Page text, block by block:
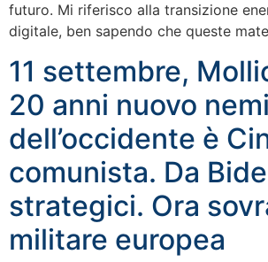
futuro. Mi riferisco alla transizione
digitale, ben sapendo che queste
11 settembre,
20 anni nuovo
dell’occidente è
comunista. Da
strategici. Ora
militare europea